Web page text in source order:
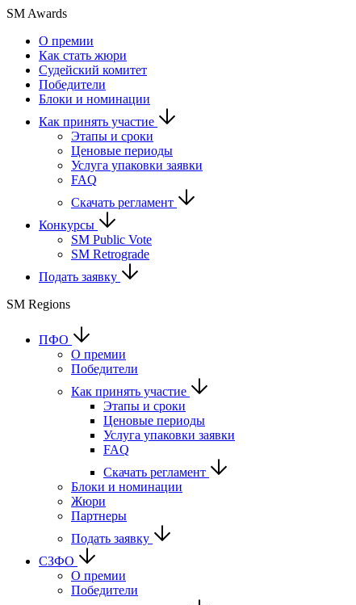
SM Awards
О премии
Как стать жюри
Судейский комитет
Победители
Блоки и номинации
Как принять участие
Этапы и сроки
Ценовые периоды
Услуга упаковки заявки
FAQ
Скачать регламент
Конкурсы
SM Public Vote
SM Retrograde
Подать заявку
SM Regions
ПФО
О премии
Победители
Как принять участие
Этапы и сроки
Ценовые периоды
Услуга упаковки заявки
FAQ
Скачать регламент
Блоки и номинации
Жюри
Партнеры
Подать заявку
СЗФО
О премии
Победители